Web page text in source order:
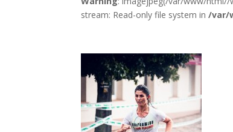
stream: Read-only file system in/var/